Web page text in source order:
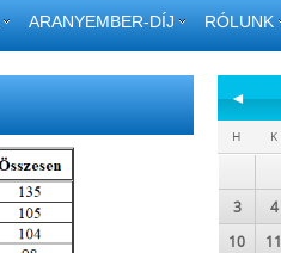
ARANYEMBER-DÍJ RÓLUNK
◄
H K
3
4
10
11